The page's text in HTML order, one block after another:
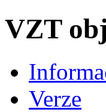
VZT
Verze